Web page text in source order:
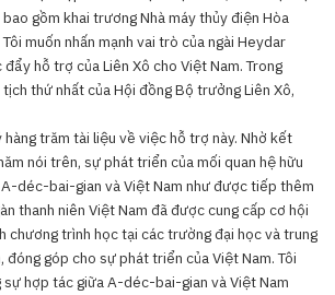
gồm khai trương Nhà máy thủy điện Hòa
Tôi muốn nhấn mạnh vai trò của ngài Heydar
hỗ trợ của Liên Xô cho Việt Nam. Trong
thứ nhất của Hội đồng Bộ trưởng Liên Xô,
trăm tài liệu về việc hỗ trợ này. Nhờ kết
nói trên, sự phát triển của mối quan hệ hữu
A-déc-bai-gian và Việt Nam như được tiếp thêm
thanh niên Việt Nam đã được cung cấp cơ hội
chương trình học tại các trường đại học và trung
góp cho sự phát triển của Việt Nam. Tôi
sự hợp tác giữa A-déc-bai-gian và Việt Nam